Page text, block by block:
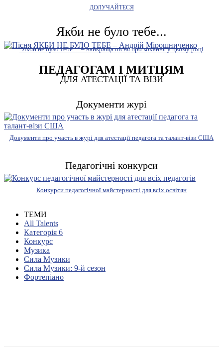
ДОЛУЧАЙТЕСЯ
Якби не було тебе...
"Якби не було тебе..." – найкраща пісня про кохання у цьому році
ПЕДАГОГАМ І МИТЦЯМ
ДЛЯ АТЕСТАЦІЇ ТА ВІЗИ
Документи журі
Документи про участь в журі для атестації педагога та талант-візи США
Педагогічні конкурси
Конкурси педагогічної майстерності для всіх освітян
ТЕМИ
All Talents
Категорія 6
Конкурс
Музика
Сила Музики
Сила Музики: 9-й сезон
Фортепіано